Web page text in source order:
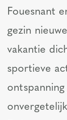
Fouesnant
gezin
vakantie
sportieve